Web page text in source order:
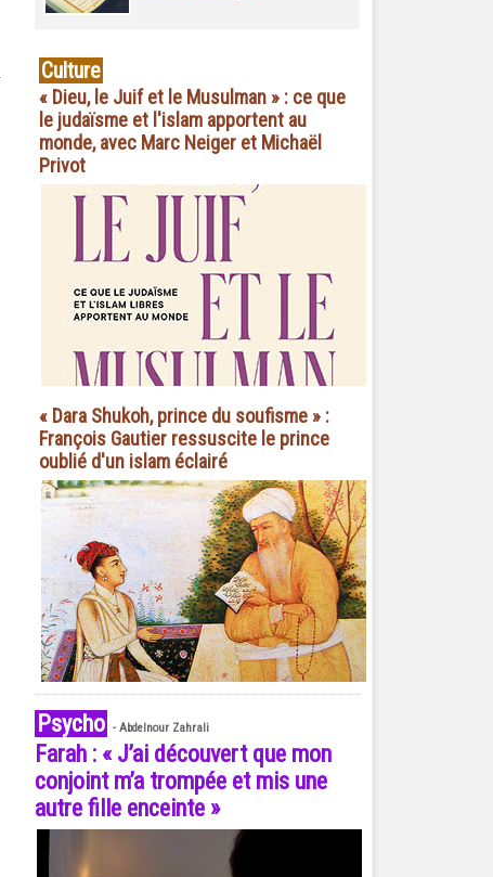
Culture
« Dieu, le Juif et le Musulman » : ce que
le judaïsme et l'islam apportent au
monde, avec Marc Neiger et Michaël
Privot
« Dara Shukoh, prince du soufisme » :
François Gautier ressuscite le prince
oublié d'un islam éclairé
Psycho - Abdelnour Zahrali
Farah : « J’ai découvert que mon
conjoint m’a trompée et mis une
autre fille enceinte »